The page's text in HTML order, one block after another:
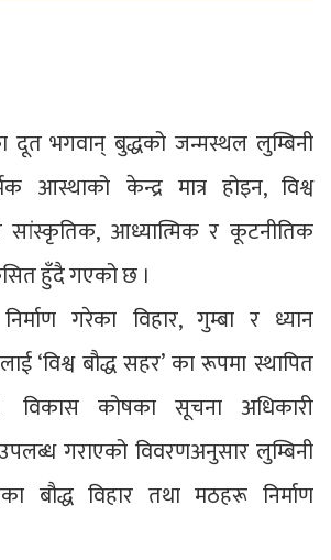
दूत भगवान् बुद्धको जन्मस्थल लुम्बिनी
आस्थाको केन्द्र मात्र होइन, विश्व
सांस्कृतिक, आध्यात्मिक र कूटनीतिक
हुँदै गएको छ ।
गरेका विहार, गुम्बा र ध्यान
‘विश्व बौद्ध सहर’ का रूपमा स्थापित
विकास कोषका सूचना अधिकारी
गराएको विवरणअनुसार लुम्बिनी
बौद्ध विहार तथा मठहरू निर्माण